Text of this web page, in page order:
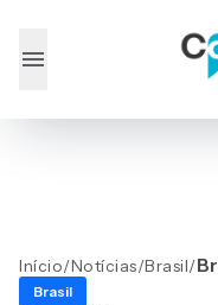
Início/Notícias/Brasil/
Brasil